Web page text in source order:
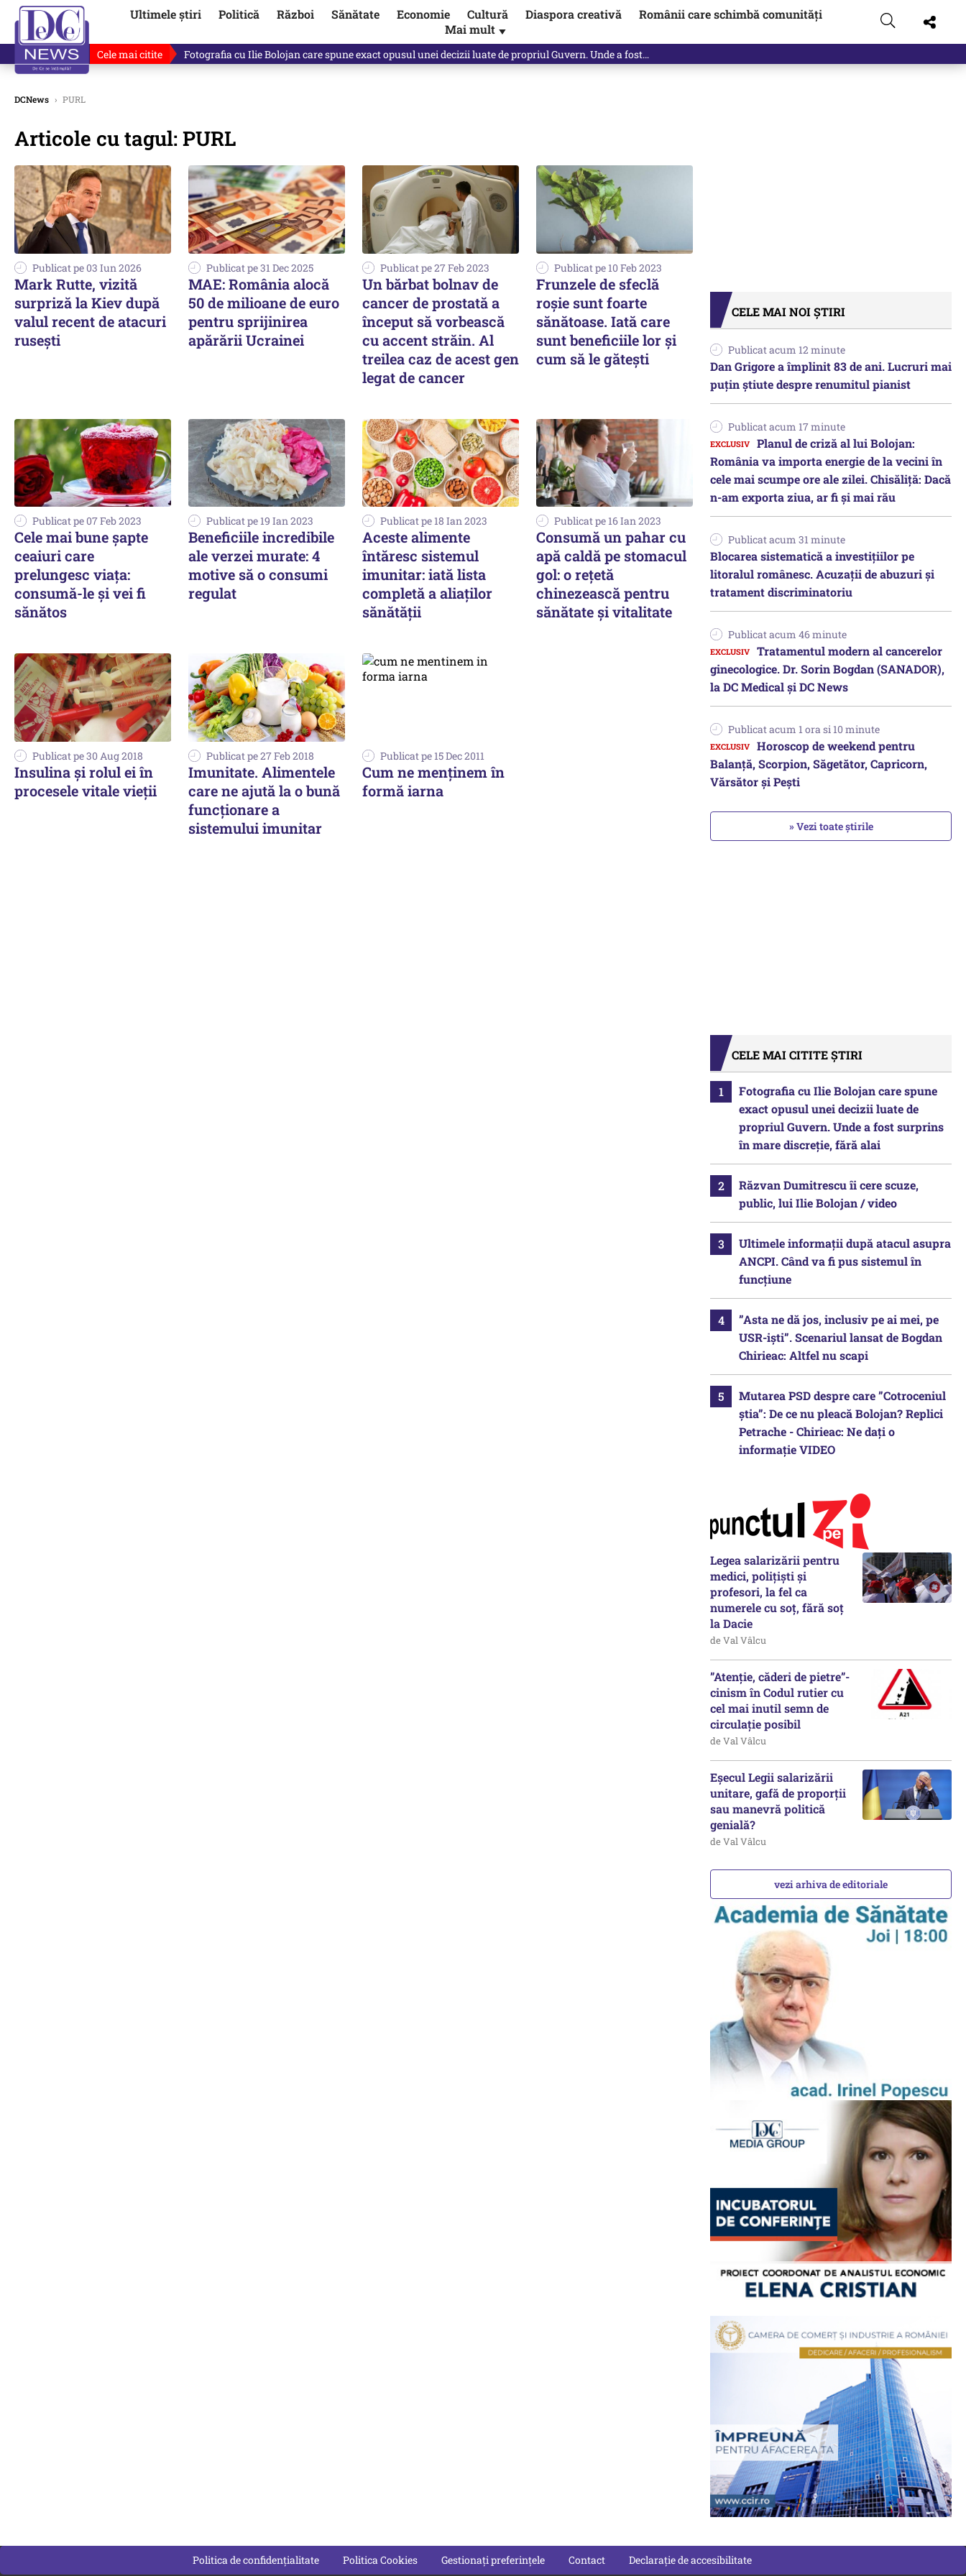
Ultimele știri Politică Război Sănătate Economie Cultură Diaspora creativă
Românii care schimbă comunități
Mai mult ▼
Cele mai citite De ce minte Ilie Bolojan? Ce spune Mircea Badea: E o minciună de mari proporții
DCNews › PURL
Articole cu tagul: PURL
Publicat pe 03 Iun 2026
Mark Rutte, vizită
surpriză la Kiev după
valul recent de atacuri
rusești
Publicat pe 31 Dec 2025
MAE: România alocă
50 de milioane de euro
pentru sprijinirea
apărării Ucrainei
Publicat pe 27 Feb 2023
Un bărbat bolnav de
cancer de prostată a
început să vorbească
cu accent străin. Al
treilea caz de acest gen
legat de cancer
Publicat pe 10 Feb 2023
Frunzele de sfeclă
roșie sunt foarte
sănătoase. Iată care
sunt beneficiile lor și
cum să le gătești
Publicat pe 07 Feb 2023
Cele mai bune șapte
ceaiuri care
prelungesc viața:
consumă-le și vei fi
sănătos
Publicat pe 19 Ian 2023
Beneficiile incredibile
ale verzei murate: 4
motive să o consumi
regulat
Publicat pe 18 Ian 2023
Aceste alimente
întăresc sistemul
imunitar: iată lista
completă a aliaților
sănătății
Publicat pe 16 Ian 2023
Consumă un pahar cu
apă caldă pe stomacul
gol: o rețetă
chinezească pentru
sănătate și vitalitate
Publicat pe 30 Aug 2018
Insulina și rolul ei în
procesele vitale vieții
Publicat pe 27 Feb 2018
Imunitate. Alimentele
care ne ajută la o bună
funcţionare a
sistemului imunitar
Publicat pe 15 Dec 2011
Cum ne menținem în
formă iarna
CELE MAI NOI ȘTIRI
Publicat acum 12 minute
Dan Grigore a împlinit 83 de ani. Lucruri mai
puțin știute despre renumitul pianist
Publicat acum 17 minute
Planul de criză al lui Bolojan:
România va importa energie de la vecini în
cele mai scumpe ore ale zilei. Chisăliță: Dacă
n-am exporta ziua, ar fi și mai rău
Publicat acum 31 minute
Blocarea sistematică a investițiilor pe
litoralul românesc. Acuzații de abuzuri și
tratament discriminatoriu
Publicat acum 46 minute
Tratamentul modern al cancerelor
ginecologice. Dr. Sorin Bogdan (SANADOR),
la DC Medical și DC News
Publicat acum 1 ora si 10 minute
Horoscop de weekend pentru
Balanță, Scorpion, Săgetător, Capricorn,
Vărsător și Pești
» Vezi toate știrile
CELE MAI CITITE ȘTIRI
Fotografia cu Ilie Bolojan care spune
exact opusul unei decizii luate de
propriul Guvern. Unde a fost surprins
în mare discreție, fără alai
Răzvan Dumitrescu îi cere scuze,
public, lui Ilie Bolojan / video
Ultimele informații după atacul asupra
ANCPI. Când va fi pus sistemul în
funcțiune
”Asta ne dă jos, inclusiv pe ai mei, pe
USR-iști”. Scenariul lansat de Bogdan
Chirieac: Altfel nu scapi
Mutarea PSD despre care ”Cotroceniul
știa”: De ce nu pleacă Bolojan? Replici
Petrache - Chirieac: Ne dați o
informație VIDEO
Legea salarizării pentru
medici, polițiști și
profesori, la fel ca
numerele cu soț, fără soț
la Dacie
de Val Vâlcu
”Atenție, căderi de pietre”-
cinism în Codul rutier cu
cel mai inutil semn de
circulație posibil
de Val Vâlcu
Eșecul Legii salarizării
unitare, gafă de proporții
sau manevră politică
genială?
de Val Vâlcu
vezi arhiva de editoriale
Politica de confidențialitate Politica Cookies Gestionați preferințele Contact Declarație de accesibilitate